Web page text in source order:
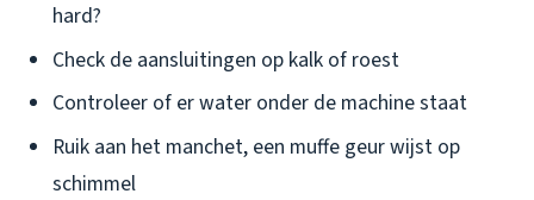
hard?
Check de aansluitingen op kalk of roest
Controleer of er water onder de machine staat
Ruik aan het manchet, een muffe geur wijst op
schimmel